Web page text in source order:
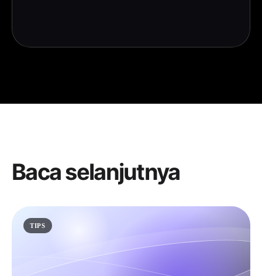
Baca selanjutnya
TIPS